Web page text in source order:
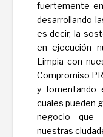
fuertemente
desarrollando
es decir, la
en ejecución
Limpia con
Compromiso
y fomentando
cuales pueden
negocio que
nuestras